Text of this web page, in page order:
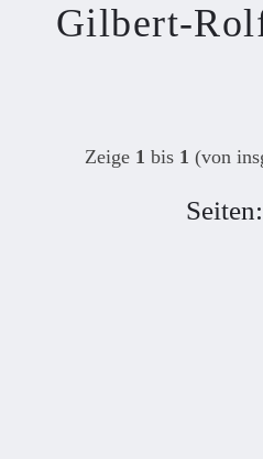
Gilbert-
Zeige 1 bis 1 (von
Seiten: